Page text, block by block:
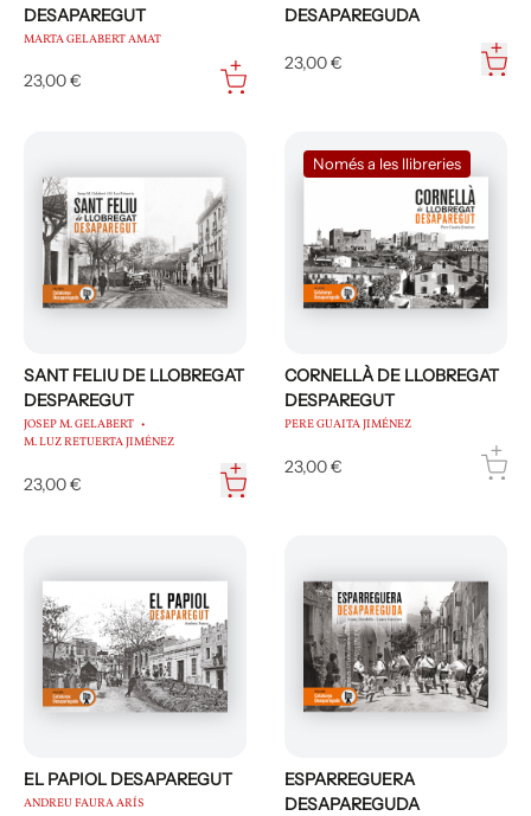
DESAPAREGUT
MARTA GELABERT AMAT
23,00 €
DESAPAREGUDA
23,00 €
SANT FELIU DE LLOBREGAT
DESPAREGUT
JOSEP M. GELABERT
M. LUZ RETUERTA JIMÉNEZ
23,00 €
Només a les llibreries
CORNELLÀ DE LLOBREGAT
DESPAREGUT
PERE GUAITA JIMÉNEZ
23,00 €
EL PAPIOL DESAPAREGUT
ANDREU FAURA ARÍS
ESPARREGUERA
DESAPAREGUDA